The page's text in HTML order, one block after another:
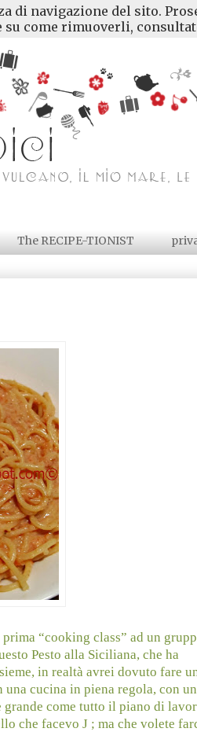
The RECIPE-TIONIST
“cooking class” ad un
Pesto alla Siciliana, che ha
in realtà avrei dovuto fare
cucina in piena regola, con un
come tutto il piano di
che facevo J; ma che volete
navigazione del sito.
come rimuoverli,